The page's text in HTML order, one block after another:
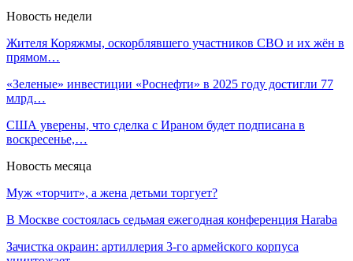
Новость недели
Жителя Коряжмы, оскорблявшего участников СВО и их жён в
прямом…
«Зеленые» инвестиции «Роснефти» в 2025 году достигли 77
млрд…
США уверены, что сделка с Ираном будет подписана в
воскресенье,…
Новость месяца
Муж «торчит», а жена детьми торгует?
В Москве состоялась седьмая ежегодная конференция Haraba
Зачистка окраин: артиллерия 3-го армейского корпуса